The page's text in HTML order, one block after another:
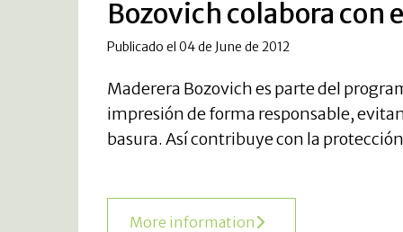
Bozovich colabora con
Publicado el 04 de June de 2012
Maderera Bozovich es parte del
impresión de forma responsable,
basura. Así contribuye con la
More information